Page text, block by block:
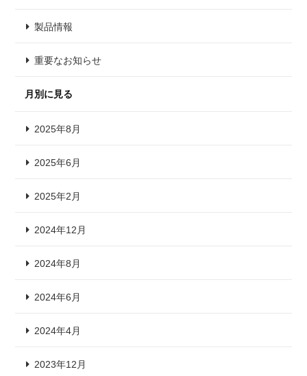
製品情報
重要なお知らせ
月別に見る
2025年8月
2025年6月
2025年2月
2024年12月
2024年8月
2024年6月
2024年4月
2023年12月